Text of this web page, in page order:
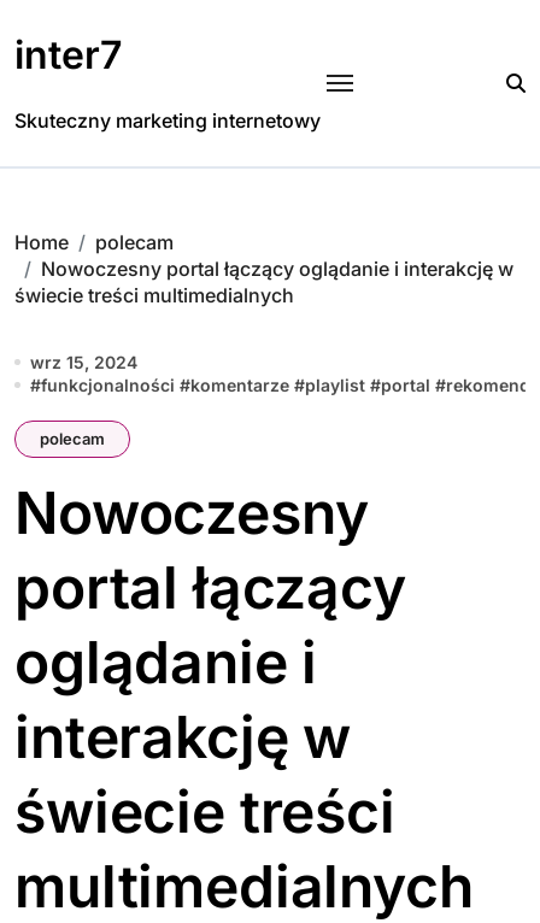
to
content
inter7
Skuteczny marketing internetowy
Home
polecam
Nowoczesny portal łączący oglądanie i interakcję w
świecie treści multimedialnych
wrz 15, 2024
#funkcjonalności #komentarze #playlist #portal #
polecam
Nowoczesny
portal łączący
oglądanie i
interakcję w
świecie treści
multimedialnych